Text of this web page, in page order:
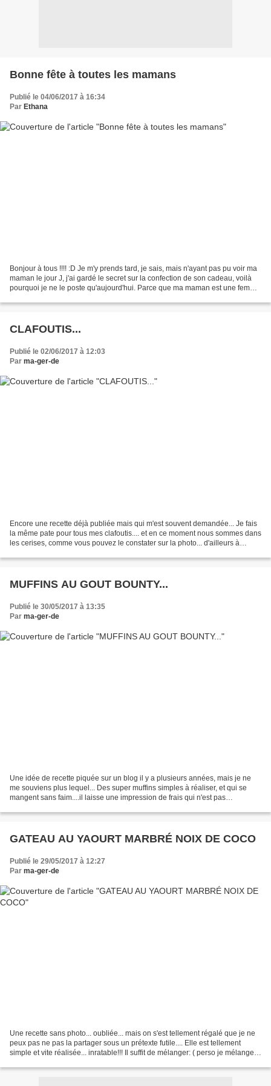
Bonne fête à toutes les mamans
Publié le 04/06/2017 à 16:34
Par Ethana
Bonjour à tous !!!! :D Je m'y prends tard, je sais, mais n'ayant pas pu voir ma
maman le jour J, j'ai gardé le secret sur la confection de son cadeau, voilà
pourquoi je ne le poste qu'aujourd'hui. Parce que ma maman est une femme
CLAFOUTIS...
Publié le 02/06/2017 à 12:03
Par ma-ger-de
Encore une recette déjà publiée mais qui m'est souvent demandée... Je fais
la même pate pour tous mes clafoutis.... et en ce moment nous sommes dans
les cerises, comme vous pouvez le constater sur la photo... d'ailleurs à
MUFFINS AU GOUT BOUNTY...
Publié le 30/05/2017 à 13:35
Par ma-ger-de
Une idée de recette piquée sur un blog il y a plusieurs années, mais je ne
me souviens plus lequel... Des super muffins simples à réaliser, et qui se
mangent sans faim....il laisse une impression de frais qui n'est pas
GATEAU AU YAOURT MARBRÉ NOIX DE COCO
Publié le 29/05/2017 à 12:27
Par ma-ger-de
Une recette sans photo... oubliée... mais on s'est tellement régalé que je ne
peux pas ne pas la partager sous un prétexte futile.... Elle est tellement
simple et vite réalisée... inratable!!! Il suffit de mélanger: ( perso je mélange